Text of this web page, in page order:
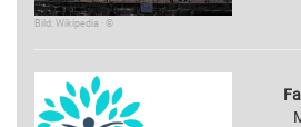
Bild: Wikipedia · ©